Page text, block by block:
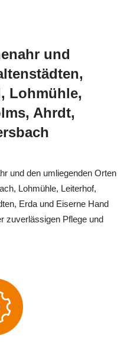
und
Lohmühle,
Ahrdt,
und den umliegenden Orten
Lohmühle, Leiterhof,
Erda und Eiserne Hand
zuverlässigen Pflege und